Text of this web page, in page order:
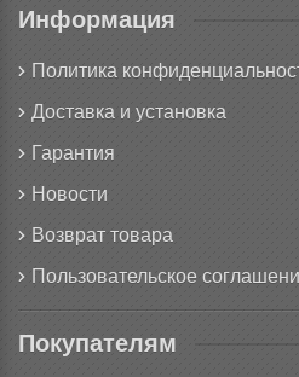
Информация
Политика
Доставка и установка
Гарантия
Новости
Возврат товара
Пользовательское
Покупателям